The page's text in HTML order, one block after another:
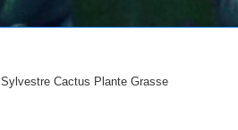
Sylvestre Cactus Plante Grasse